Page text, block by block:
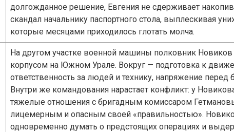
долгожданное решение, Евгения не сдерживает
скандал начальнику паспортного стола, выплескивая
которые месяцами приходилось глотать молча.
На другом участке военной машины полковник
корпусом на Южном Урале. Вокруг — подготовка к
ответственность за людей и технику, напряжение
Внутри же командования нарастает конфликт: у
тяжелые отношения с бригадным комиссаром
лицемерным и опасным своей «правильностью».
одновременно думать о предстоящих операциях и